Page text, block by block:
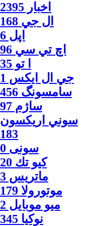
اخبار 2395
ال جي 168
اپل 6
اچ تي سي 96
ا‍ تو 35
جي ال ايكس 1
سامسونگ 456
ساژم 97
سوني اريكسون
183
سونی 0
كيو تك 20
ماتريس 3
موتورولا 179
ميو موبايل 2
نوكيا 345